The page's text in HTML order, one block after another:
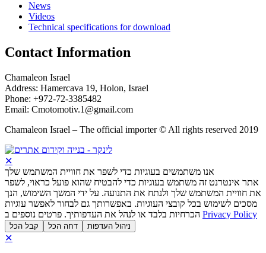
News
Videos
Technical specifications for download
Contact Information
Chamaleon Israel
Address: Hamercava 19, Holon, Israel
Phone: +972-72-3385482
Email: Cmotomotiv.1@gmail.com
Chamaleon Israel – The official importer © All rights reserved 2019
✕
אנו משתמשים בעוגיות כדי לשפר את חוויית המשתמש שלך
אתר אינטרנט זה משתמש בעוגיות כדי להבטיח שהוא פועל כראוי, לשפר
את חוויית המשתמש שלך ולנתח את התנועה. על ידי המשך השימוש, הנך
מסכים לשימוש בכל קובצי העוגיות. באפשרותך גם לבחור לאפשר עוגיות
Privacy Policy
קבל הכל דחה הכל ניהול העדפות
✕